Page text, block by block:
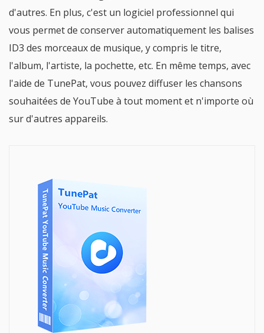
d'autres. En plus, c'est un logiciel professionnel qui
vous permet de conserver automatiquement les balises
ID3 des morceaux de musique, y compris le titre,
l'album, l'artiste, la pochette, etc. En même temps, avec
l'aide de TunePat, vous pouvez diffuser les chansons
souhaitées de YouTube à tout moment et n'importe où
sur d'autres appareils.